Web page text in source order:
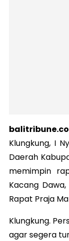
Klungkung, I
Daerah
memimpin
Kacang
Rapat Praja
Klungkung.
agar segera